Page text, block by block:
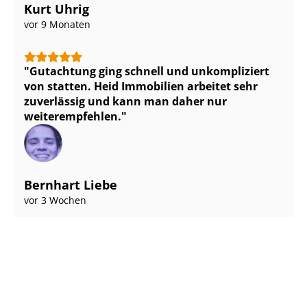
Kurt Uhrig
vor 9 Monaten
Gutachtung ging schnell und unkompliziert
von statten. Heid Immobilien arbeitet sehr
zuverlässig und kann man daher nur
weiterempfehlen.
Bernhart Liebe
vor 3 Wochen